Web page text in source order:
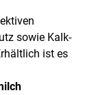
sowie Kalk-
ist es